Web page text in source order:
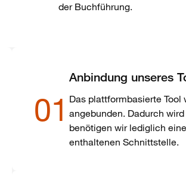
der Buchführung.
01
Anbindung unseres
Das plattformbasierte
angebunden. Dadurch
benötigen wir lediglich
enthaltenen Schnittstelle.